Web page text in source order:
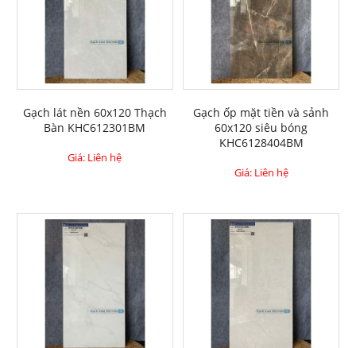
Gạch lát nền 60x120 Thạch
Bàn KHC612301BM
Giá: Liên hệ
Gạch ốp mặt tiền và sảnh
60x120 siêu bóng
KHC6128404BM
Giá: Liên hệ